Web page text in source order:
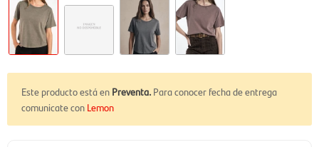
Este producto está en Preventa. Para conocer fecha de entrega
comunicate con Lemon